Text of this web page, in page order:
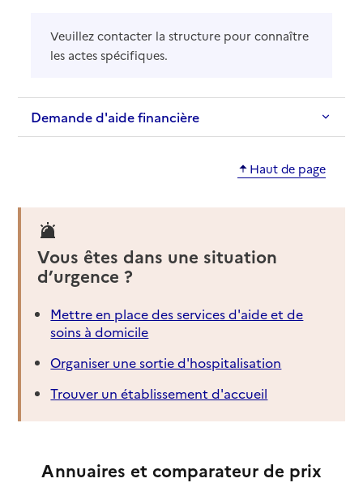
Veuillez contacter la structure pour connaître
les actes spécifiques.
Demande d'aide financière
Haut de page
Vous êtes dans une situation
d’urgence ?
Mettre en place des services d'aide et de
soins à domicile
Organiser une sortie d'hospitalisation
Trouver un établissement d'accueil
Annuaires et comparateur de prix